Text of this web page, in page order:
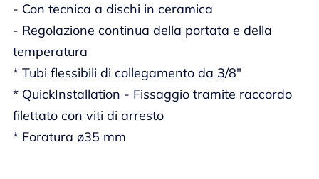
- Con tecnica a dischi in ceramica
- Regolazione continua della portata e della
temperatura
* Tubi flessibili di collegamento da 3/8"
* QuickInstallation - Fissaggio tramite raccordo
filettato con viti di arresto
* Foratura ø35 mm